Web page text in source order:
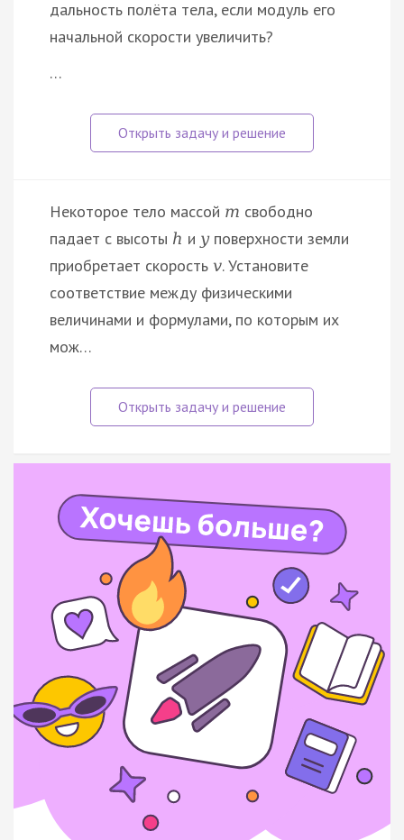
дальность полёта тела, если модуль его
начальной скорости увеличить?
…
Некоторое тело массой m свободно
падает с высоты h и yповерхности земли
приобретает скорость v. Установите
соответствие между физическими
величинами и формулами, по которым их
мож…